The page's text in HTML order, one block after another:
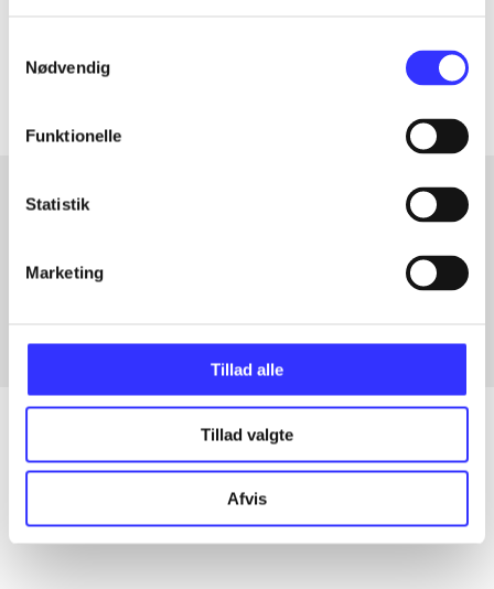
Nødvendig
Funktionelle
Statistik
Marketing
Tillad alle
Tillad valgte
Afvis
Fra
Alle registrerede artikler fordelt på udgivelser